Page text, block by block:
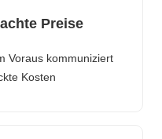
Preise
Voraus kommuniziert
Kosten